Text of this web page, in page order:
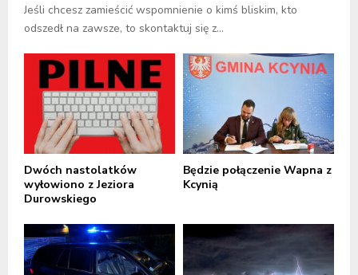
Jeśli chcesz zamieścić wspomnienie o kimś bliskim, kto
odszedł na zawsze, to skontaktuj się z...
Dwóch nastolatków
wyłowiono z Jeziora
Durowskiego
Będzie połączenie Wapna z
Kcynią